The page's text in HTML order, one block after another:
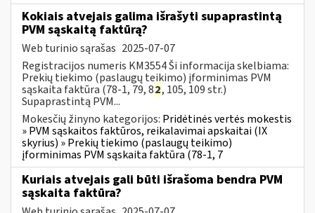
Kokiais atvejais galima išrašyti supaprastintą
PVM sąskaitą faktūrą?
Web turinio sąrašas 2025-07-07
Registracijos numeris KM3554 Ši informacija skelbiama:
Prekių tiekimo (paslaugų teikimo) įforminimas PVM
sąskaita faktūra (78-1, 79, 82, 105, 109 str.)
Supaprastintą PVM...
Mokesčių žinyno kategorijos: Pridėtinės vertės mokestis
» PVM sąskaitos faktūros, reikalavimai apskaitai (IX
skyrius) » Prekių tiekimo (paslaugų teikimo)
įforminimas PVM sąskaita faktūra (78-1, 7
Kuriais atvejais gali būti išrašoma bendra PVM
sąskaita faktūra?